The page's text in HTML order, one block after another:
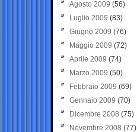
Agosto 2009 (56)
Luglio 2009 (83)
Giugno 2009 (76)
Maggio 2009 (72)
Aprile 2009 (74)
Marzo 2009 (50)
Febbraio 2009 (69)
Gennaio 2009 (70)
Dicembre 2008 (75)
Novembre 2008 (77)